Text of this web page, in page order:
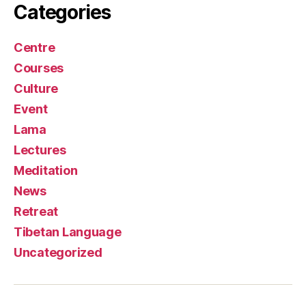
Categories
Centre
Courses
Culture
Event
Lama
Lectures
Meditation
News
Retreat
Tibetan Language
Uncategorized